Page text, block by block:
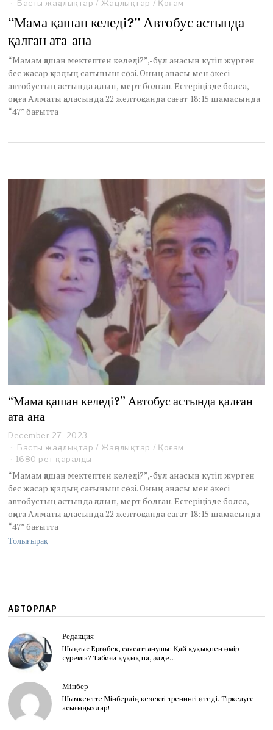
e
e
b
e
2
9
,
3
Басты жаңалықтар / Жаңалықтар / Қоғам
“Мама қашан келеді?” Автобус астында
қалған ата-ана
“Мамам қашан мектептен келеді?”,-бұл анасын күтіп жүрген
бес жасар қыздың сағыныш сөзі. Оның анасы мен әкесі
автобустың астында қалып, мерт болған. Естеріңізде болса,
оқиға Алматы қаласында 22 желтоқсанда сағат 18:15 шамасында
“47” бағытта
“Мама қашан келеді?” Автобус астында қалған
ата-ана
December 27, 2023
e
c
m
b
e
r
Басты жаңалықтар / Жаңалықтар / Қоғам
1680 рет қаралды
“Мамам қашан мектептен келеді?”,-бұл анасын күтіп жүрген
бес жасар қыздың сағыныш сөзі. Оның анасы мен әкесі
автобустың астында қалып, мерт болған. Естеріңізде болса,
оқиға Алматы қаласында 22 желтоқсанда сағат 18:15 шамасында
“47” бағытта
Толығырақ
АВТОРЛАР
Редакция
Шыңғыс Ергөбек, cаясаттанушы: Қай құқықпен өмір
сүреміз? Табиғи құқық па, әлде…
Мінбер
Шымкентте Мінбердің кезекті тренингі өтеді. Тіркелуге
асығыңыздар!